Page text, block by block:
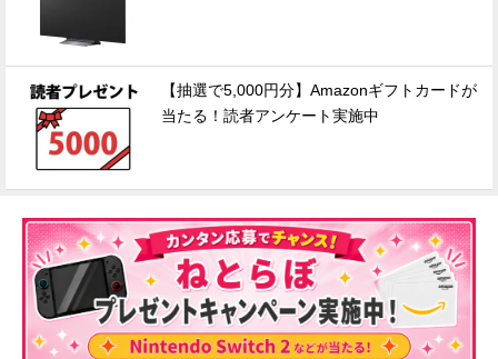
【抽選で5,000円分】Amazonギフトカードが
当たる！読者アンケート実施中